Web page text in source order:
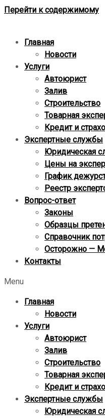
Перейти к содержимому
Главная
Новости
Услуги
Автоюрист
Залив
Строительство
Товарная
Кредит и
Экспертные службы
Юридическая
Цены на
График
Реестр
Вопрос-ответ
Законы
Образцы
Справочник
Осторожно —
Контакты
Menu
Главная
Новости
Услуги
Автоюрист
Залив
Строительство
Товарная
Кредит и
Экспертные службы
Юридическая